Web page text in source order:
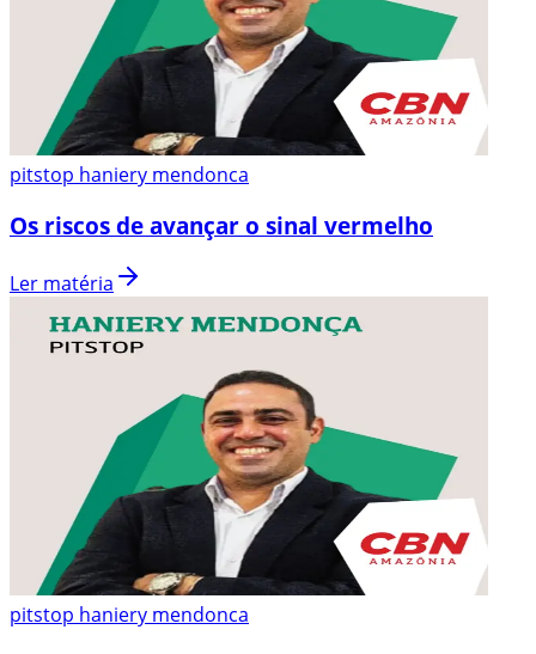
pitstop haniery mendonca
Os riscos de avançar o sinal vermelho
Ler matéria
pitstop haniery mendonca